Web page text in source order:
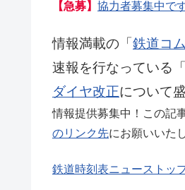
【急募】 協力者募集中で
情報満載の「 鉄道コム
速報を行なっている「
ダイヤ改正について
情報提供募集中！この記
のリンク先にお願いいた
鉄道時刻表ニューストッ